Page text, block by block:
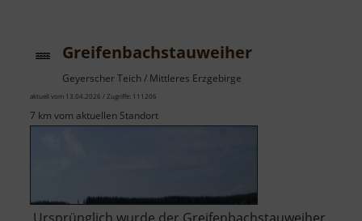
Greifenbachstauweiher
Geyerscher Teich / Mittleres Erzgebirge
aktuell vom 13.04.2026 / Zugriffe: 111206
7 km vom aktuellen Standort